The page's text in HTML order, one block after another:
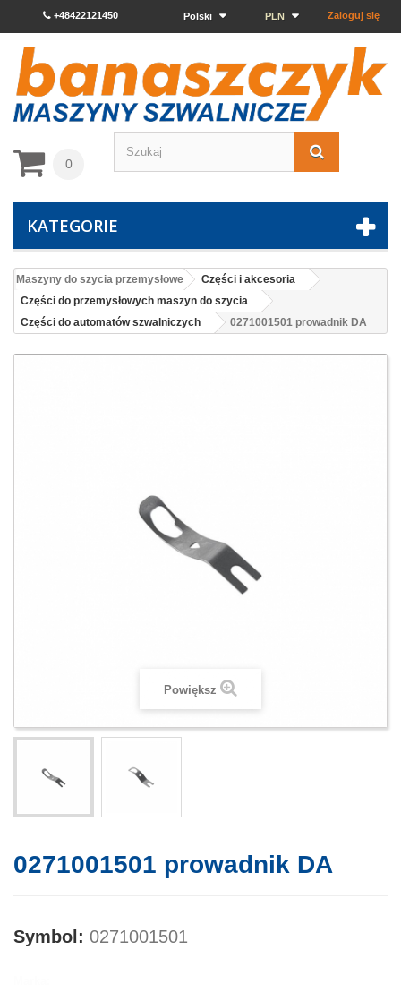
Zaloguj się
PLN
Polski
+48422121450
0
KATEGORIE
Maszyny do szycia przemysłowe
Części i akcesoria
Części do przemysłowych maszyn do szycia
Części do automatów szwalniczych
0271001501 prowadnik DA
Powiększ
0271001501 prowadnik DA
Symbol: 0271001501